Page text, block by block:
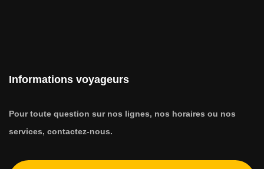
Informations voyageurs
Pour toute question sur nos lignes, nos horaires ou nos
services, contactez-nous.